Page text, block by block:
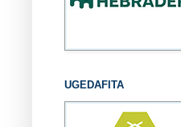
UGEDAFITA